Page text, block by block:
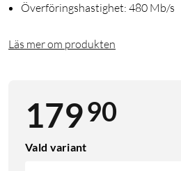
Överföringshastighet: 480 Mb/s
Läs mer om produkten
17990
Vald variant